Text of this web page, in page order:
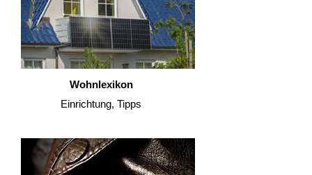
Wohnlexikon
Einrichtung, Tipps